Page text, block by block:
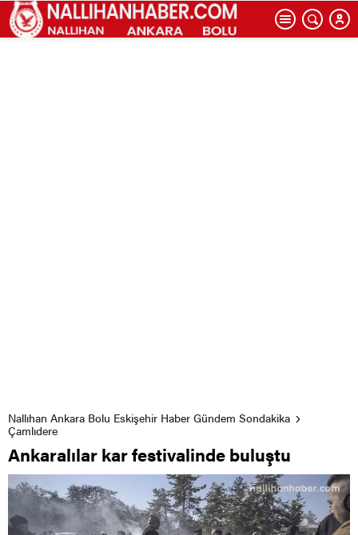
Nallıhan Ankara Bolu Eskişehir Haber Gündem Sondakika
Çamlıdere
Ankaralılar kar festivalinde buluştu